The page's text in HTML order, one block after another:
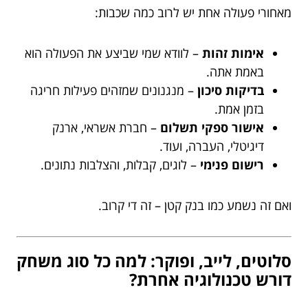
מאחורי פעולה אחת יש לרוב כמה שכבות:
אימות זהות – לוודא שמי שביצע את הפעולה הוא
באמת אתה.
בדיקות סיכון – מנגנונים שמזהים פעילות חריגה
בזמן אמת.
אישור ספקי תשלום – חברת אשראי, ארנק
דיגיטלי, העברה, ועוד.
רישום פנימי – לוגים, קבלות, והצלבות נתונים.
ואם זה נשמע כמו בנק קטן – זה די קרוב.
סלוטים, לייב, ופוקר: למה כל סוג משחק
דורש טכנולוגיה אחרת?